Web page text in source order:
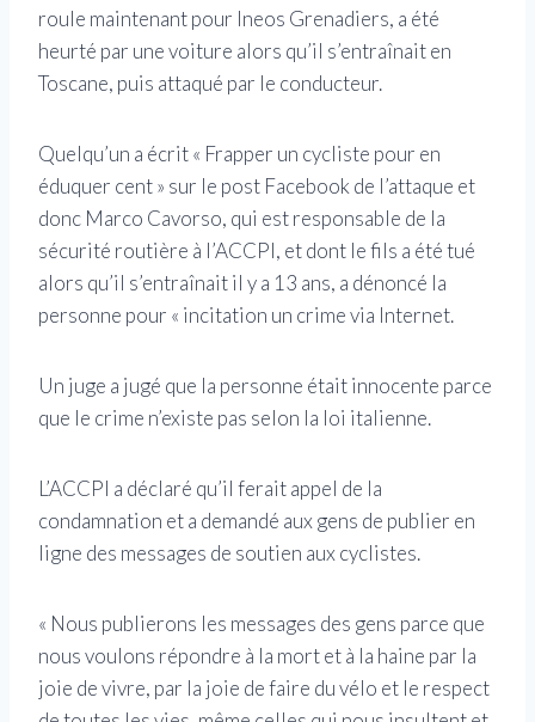
roule maintenant pour Ineos Grenadiers, a été
heurté par une voiture alors qu’il s’entraînait en
Toscane, puis attaqué par le conducteur.
Quelqu’un a écrit « Frapper un cycliste pour en
éduquer cent » sur le post Facebook de l’attaque et
donc Marco Cavorso, qui est responsable de la
sécurité routière à l’ACCPI, et dont le fils a été tué
alors qu’il s’entraînait il y a 13 ans, a dénoncé la
personne pour « incitation un crime via Internet.
Un juge a jugé que la personne était innocente parce
que le crime n’existe pas selon la loi italienne.
L’ACCPI a déclaré qu’il ferait appel de la
condamnation et a demandé aux gens de publier en
ligne des messages de soutien aux cyclistes.
« Nous publierons les messages des gens parce que
nous voulons répondre à la mort et à la haine par la
joie de vivre, par la joie de faire du vélo et le respect